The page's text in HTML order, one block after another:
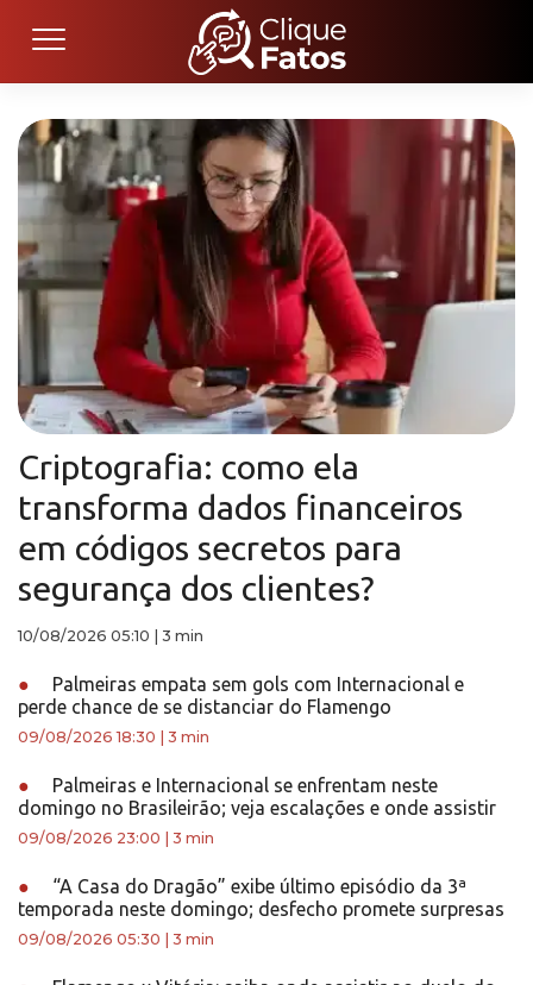
Criptografia: como ela
transforma dados financeiros
em códigos secretos para
segurança dos clientes?
10/08/2026 05:10 3 min
●
Palmeiras empata sem gols com Internacional e
perde chance de se distanciar do Flamengo
09/08/2026 18:30 3 min
●
Palmeiras e Internacional se enfrentam neste
domingo no Brasileirão; veja escalações e onde assistir
09/08/2026 23:00 3 min
●
“A Casa do Dragão” exibe último episódio da 3ª
temporada neste domingo; desfecho promete surpresas
09/08/2026 05:30 3 min